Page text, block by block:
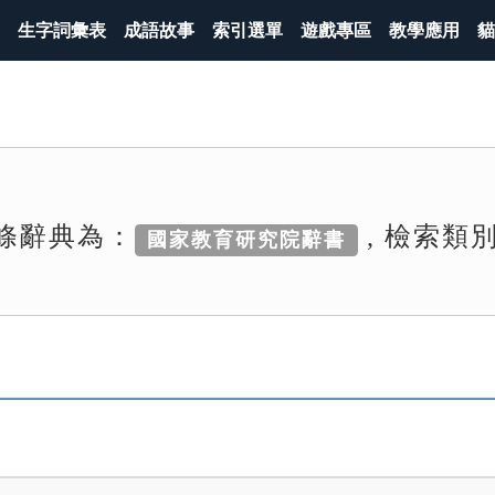
生字詞彙表 成語故事 索引選單 遊戲專區 教學應用
辭典為： 國家教育研究院辭書 , 檢索類